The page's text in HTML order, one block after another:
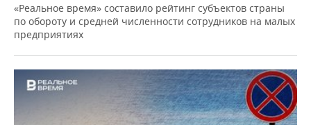
«Реальное время» составило рейтинг субъектов страны
по обороту и средней численности сотрудников на малых
предприятиях